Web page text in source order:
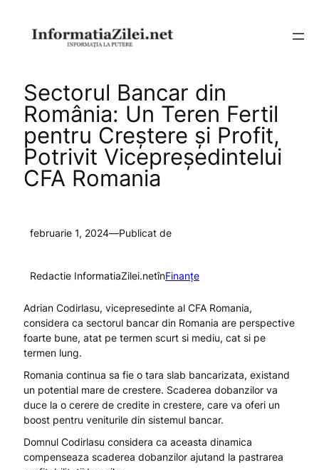
conținut
Sectorul Bancar din
România: Un Teren Fertil
pentru Creștere și Profit,
Potrivit Vicepreședintelui
CFA Romania
februarie 1, 2024—Publicat de
Redactie InformatiaZilei.netînFinanțe
Adrian Codirlasu, vicepresedinte al CFA Romania,
considera ca sectorul bancar din Romania are perspective
foarte bune, atat pe termen scurt si mediu, cat si pe
termen lung.
Romania continua sa fie o tara slab bancarizata, existand
un potential mare de crestere. Scaderea dobanzilor va
duce la o cerere de credite in crestere, care va oferi un
boost pentru veniturile din sistemul bancar.
Domnul Codirlasu considera ca aceasta dinamica
compenseaza scaderea dobanzilor ajutand la pastrarea